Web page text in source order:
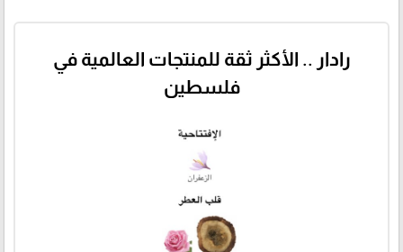
رادار .. الأكثر ثقة للمنتجات العالمية في
فلسطين